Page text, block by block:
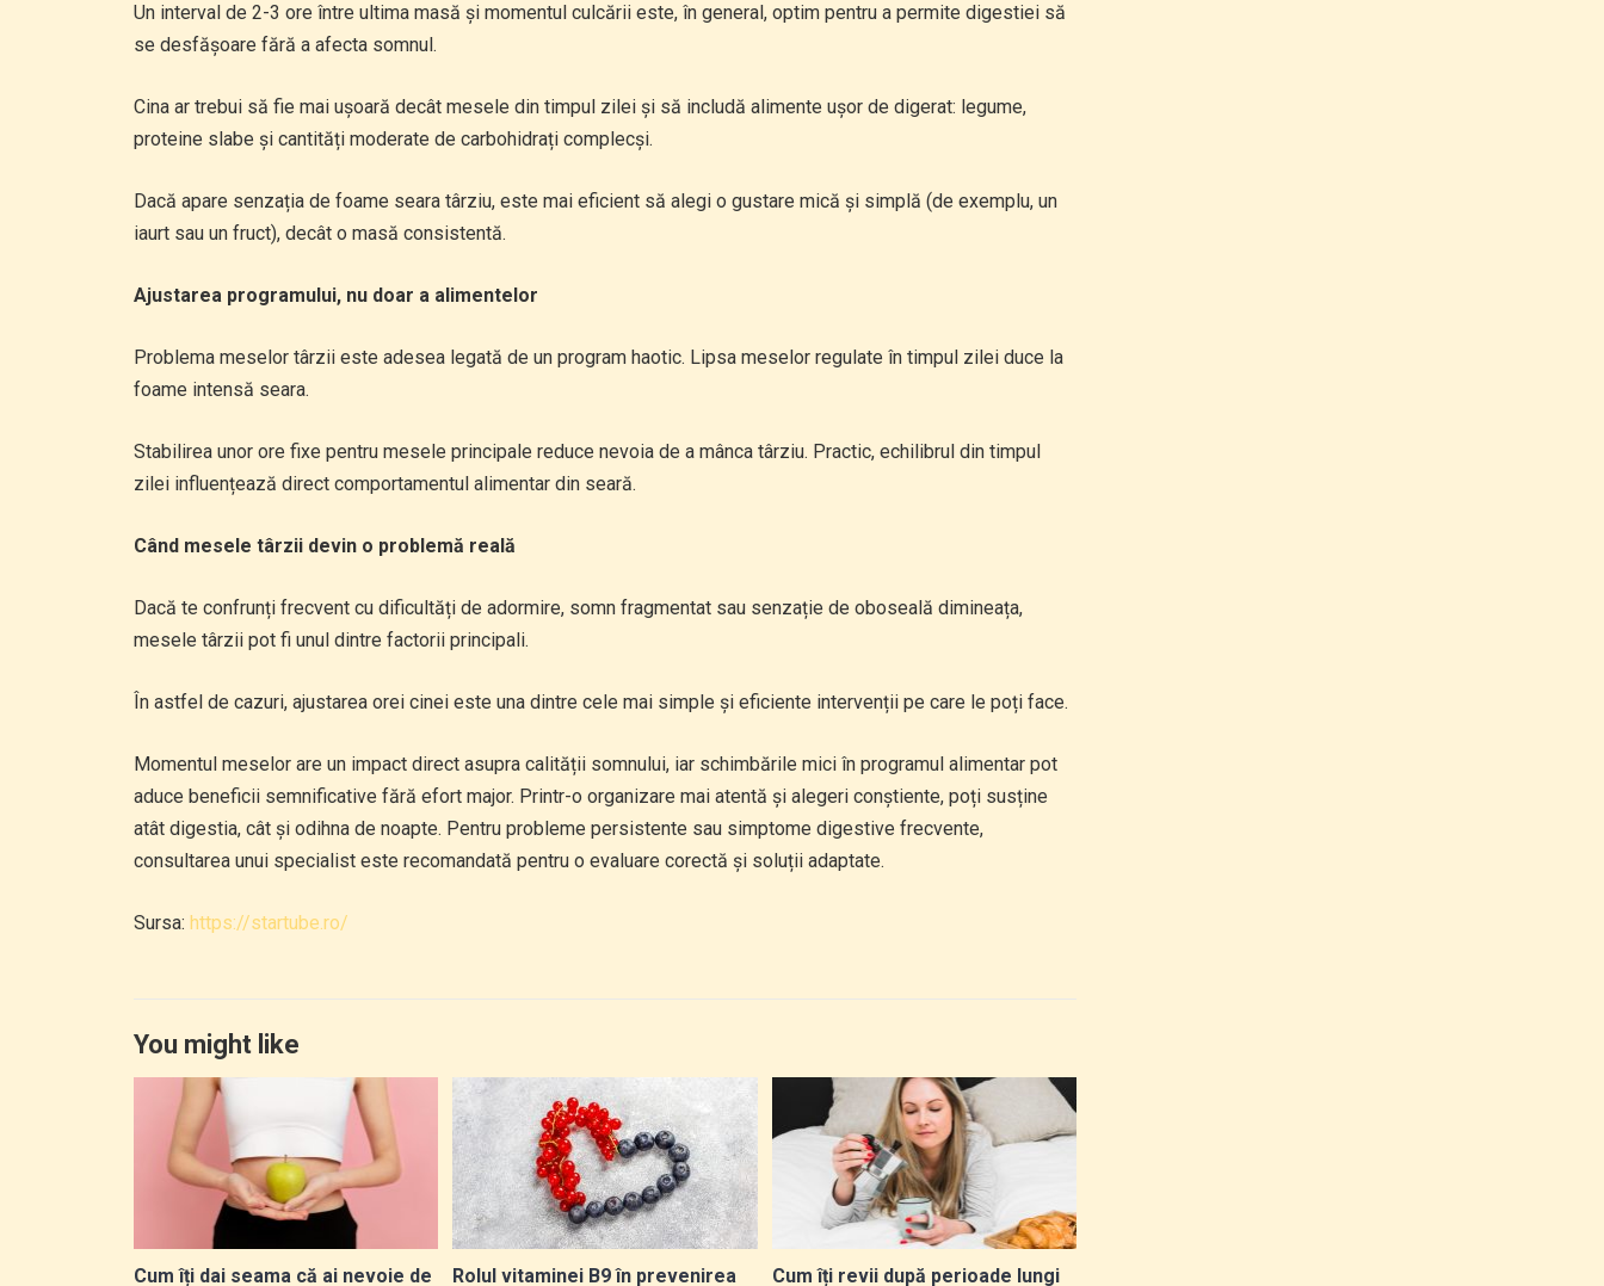
Un interval de 2-3 ore între ultima masă și momentul culcării este, în general, optim pentru a permite digestiei să
se desfășoare fără a afecta somnul.
Cina ar trebui să fie mai ușoară decât mesele din timpul zilei și să includă alimente ușor de digerat: legume,
proteine slabe și cantități moderate de carbohidrați complecși.
Dacă apare senzația de foame seara târziu, este mai eficient să alegi o gustare mică și simplă (de exemplu, un
iaurt sau un fruct), decât o masă consistentă.
Ajustarea programului, nu doar a alimentelor
Problema meselor târzii este adesea legată de un program haotic. Lipsa meselor regulate în timpul zilei duce la
foame intensă seara.
Stabilirea unor ore fixe pentru mesele principale reduce nevoia de a mânca târziu. Practic, echilibrul din timpul
zilei influențează direct comportamentul alimentar din seară.
Când mesele târzii devin o problemă reală
Dacă te confrunți frecvent cu dificultăți de adormire, somn fragmentat sau senzație de oboseală dimineața,
mesele târzii pot fi unul dintre factorii principali.
În astfel de cazuri, ajustarea orei cinei este una dintre cele mai simple și eficiente intervenții pe care le poți face.
Momentul meselor are un impact direct asupra calității somnului, iar schimbările mici în programul alimentar pot
aduce beneficii semnificative fără efort major. Printr-o organizare mai atentă și alegeri conștiente, poți susține
atât digestia, cât și odihna de noapte. Pentru probleme persistente sau simptome digestive frecvente,
consultarea unui specialist este recomandată pentru o evaluare corectă și soluții adaptate.
Sursa: https://startube.ro/
You might like
Cum îți dai seama că ai nevoie de Rolul vitaminei B9 în prevenirea Cum îți revii după perioade lungi